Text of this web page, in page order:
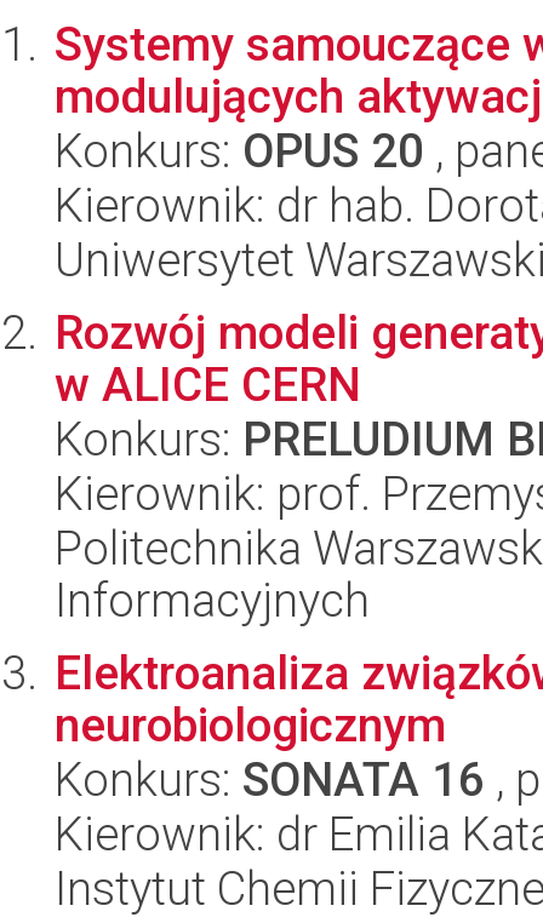
Systemy samouczące
modulujących
Konkurs: OPUS 20 ,
Kierownik: dr hab.
Uniwersytet
Rozwój modeli
w ALICE CERN
Konkurs: PRELUDIUM
Kierownik: prof.
Politechnika
Informacyjnych
Elektroanaliza
neurobiologicznym
Konkurs: SONATA 16 ,
Kierownik: dr Emilia
Instytut Chemii